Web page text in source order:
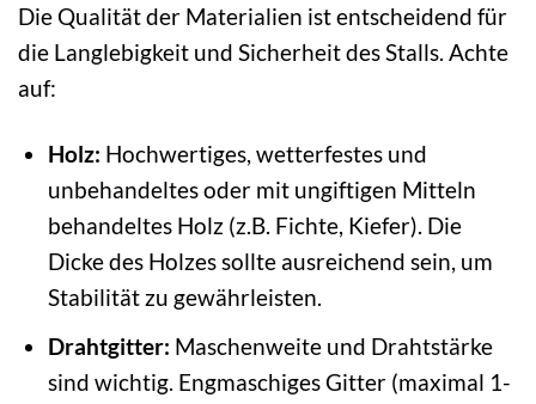
Die Qualität der Materialien ist entscheidend für
die Langlebigkeit und Sicherheit des Stalls. Achte
auf:
Holz: Hochwertiges, wetterfestes und
unbehandeltes oder mit ungiftigen Mitteln
behandeltes Holz (z.B. Fichte, Kiefer). Die
Dicke des Holzes sollte ausreichend sein, um
Stabilität zu gewährleisten.
Drahtgitter: Maschenweite und Drahtstärke
sind wichtig. Engmaschiges Gitter (maximal 1-